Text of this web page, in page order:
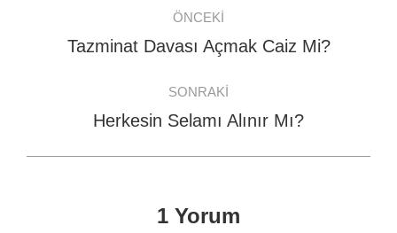
navigation
ÖNCEKI
Previous
Tazminat Davası Açmak Caiz Mi?
SONRAKI
Next
Herkesin Selamı Alınır Mı?
1 Yorum